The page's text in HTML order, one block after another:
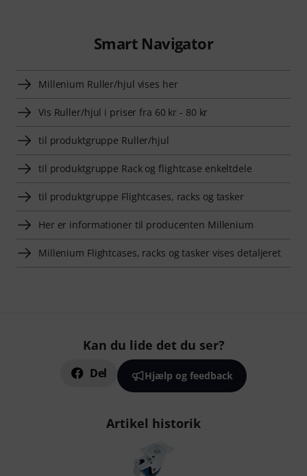
Smart Navigator
Millenium Ruller/hjul vises her
Vis Ruller/hjul i priser fra 60 kr - 80 kr
til produktgruppe Ruller/hjul
til produktgruppe Rack og flightcase enkeltdele
til produktgruppe Flightcases, racks og tasker
Her er informationer til producenten Millenium
Millenium Flightcases, racks og tasker vises detaljeret
Kan du lide det du ser?
Del Hjælp og feedback
Artikel historik